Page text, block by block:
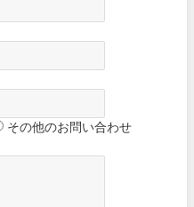
その他のお問い合わせ